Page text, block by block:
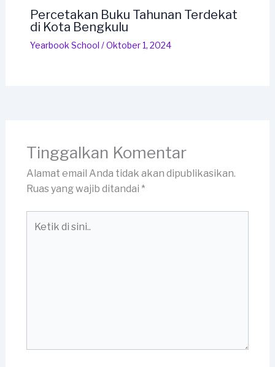
Percetakan Buku Tahunan Terdekat
di Kota Bengkulu
Yearbook School /Oktober 1, 2024
Tinggalkan Komentar
Alamat email Anda tidak akan dipublikasikan.
Ruas yang wajib ditandai *